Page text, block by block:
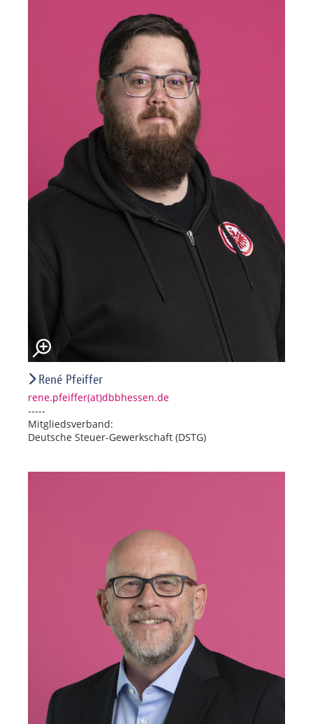
René Pfeiffer
rene.pfeiffer(at)dbbhessen.de
-----
Mitgliedsverband:
Deutsche Steuer-Gewerkschaft (DSTG)